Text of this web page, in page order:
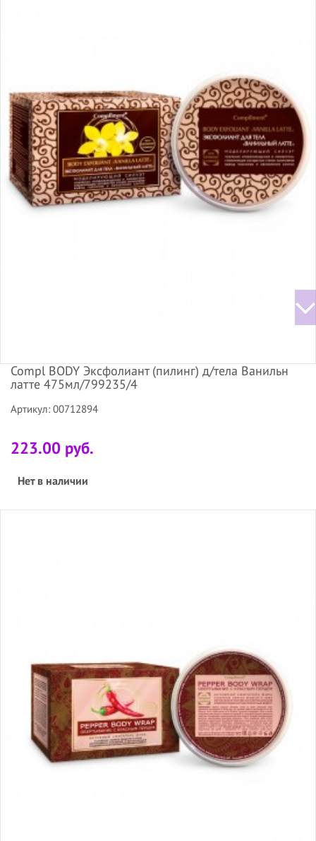
Compl BODY Эксфолиант (пилинг) д/тела Ванильн
латте 475мл/799235/4
Артикул: 00712894
223.00 руб.
Нет в наличии